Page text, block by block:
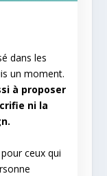
dans les
un moment.
à proposer
ni la
ceux qui